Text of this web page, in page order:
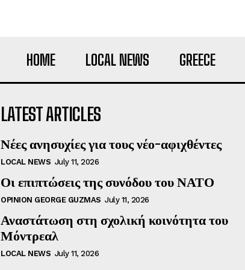
HOME LOCAL NEWS GREECE
LATEST ARTICLES
Νέες ανησυχίες για τους νέο-αφιχθέντες
LOCAL NEWS July 11, 2026
Οι επιπτώσεις της συνόδου του ΝΑΤΟ
OPINION GEORGE GUZMAS July 11, 2026
Αναστάτωση στη σχολική κοινότητα του
Μόντρεαλ
LOCAL NEWS July 11, 2026